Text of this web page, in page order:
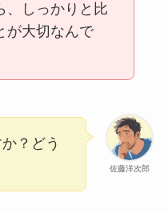
、しっかりと比
が大切なんで
佐藤洋次郎
？どう